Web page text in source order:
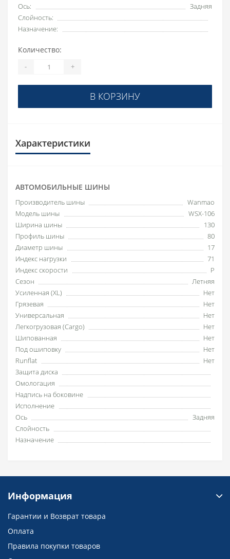
Ось:
Задняя
Слойность:
Назначение:
Количество:
- +
В КОРЗИНУ
Характеристики
АВТОМОБИЛЬНЫЕ ШИНЫ
Производитель шины
Wanmao
Модель шины
WSX-106
Ширина шины
130
Профиль шины
80
Диаметр шины
17
Индекс нагрузки
71
Индекс скорости
P
Сезон
Летняя
Усиленная (XL)
Нет
Грязевая
Нет
Универсальная
Нет
Легкогрузовая (Cargo)
Нет
Шипованная
Нет
Под ошиповку
Нет
Runflat
Нет
Защита диска
Омологация
Надпись на боковине
Исполнение
Ось
Задняя
Слойность
Назначение
Информация
Гарантии и Возврат товара
Оплата
Правила покупки товаров